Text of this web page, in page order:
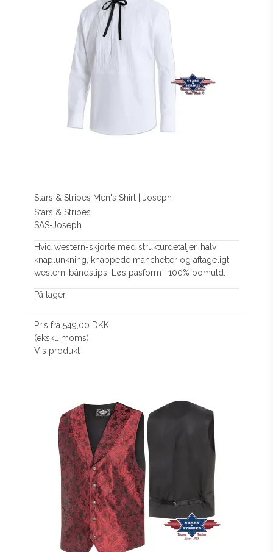
Stars & Stripes Men's Shirt | Joseph
Stars & Stripes
SAS-Joseph
Hvid western-skjorte med strukturdetaljer, halv
knaplunkning, knappede manchetter og aftageligt
western-båndslips. Løs pasform i 100% bomuld.
På lager
Pris fra549,00 DKK
(ekskl. moms)
Vis produkt